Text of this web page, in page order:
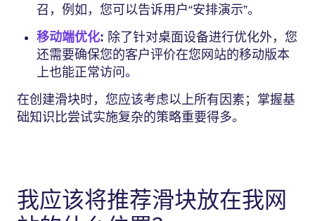
召，例如，您可以告诉用户“安排演示”。
移动端优化: 除了针对桌面设备进行优化外，您
还需要确保您的客户评价在您网站的移动版本
上也能正常访问。
在创建滑块时，您应该考虑以上所有因素；掌握基
础知识比尝试实施复杂的策略重要得多。
我应该将推荐滑块放在我网